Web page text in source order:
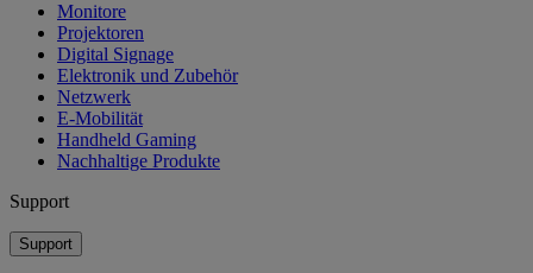
Monitore
Projektoren
Digital Signage
Elektronik und Zubehör
Netzwerk
E-Mobilität
Handheld Gaming
Nachhaltige Produkte
Support
Support